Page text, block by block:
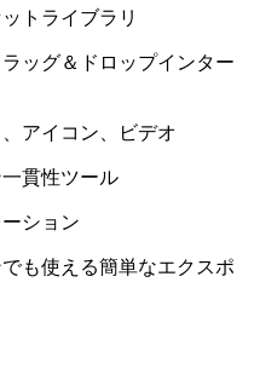
トライブラリ
ッグ＆ドロップインター
アイコン、ビデオ
貫性ツール
ション
も使える簡単なエクスポ